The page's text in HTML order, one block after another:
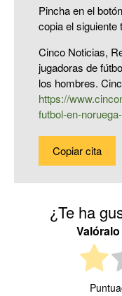
Pincha en el
copia el siguiente
Cinco Noticias,
jugadoras de
los hombres.
https://
futbol-en-
Copiar cita
¿Te ha